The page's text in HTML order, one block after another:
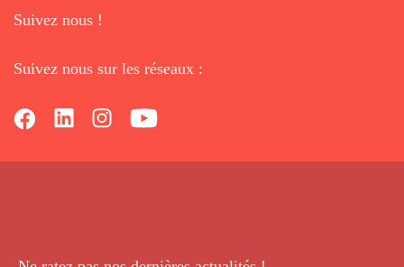
Suivez nous !
Suivez nous sur les réseaux :